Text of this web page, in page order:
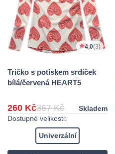
4,0(3)
Tričko s potiskem srdíček
bílá/červená HEART5
260 Kč367 Kč
Skladem
Dostupné velikosti:
Univerzální